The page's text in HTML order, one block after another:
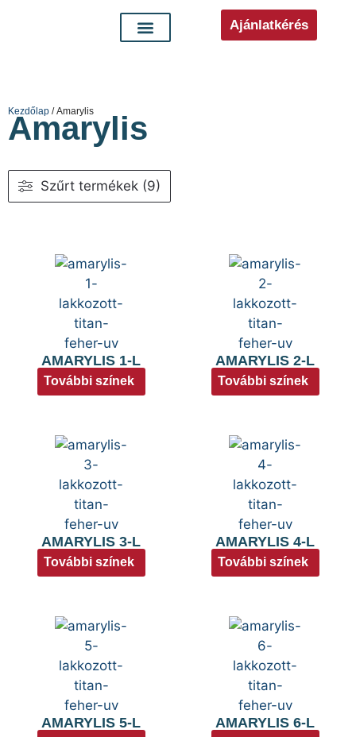
Ajánlatkérés
Kezdőlap / Amarylis
Amarylis
Szűrt termékek (9)
AMARYLIS 1-L
További színek
AMARYLIS 2-L
További színek
AMARYLIS 3-L
További színek
AMARYLIS 4-L
További színek
AMARYLIS 5-L AMARYLIS 6-L